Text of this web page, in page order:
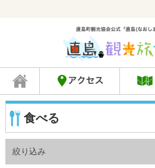
食べる
絞り込み